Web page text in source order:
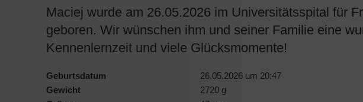
Maciej wurde am 26.05.2026 im Universitätsspital für
geboren. Wir wünschen ihm und seiner Familie eine
Kennenlernzeit und viele Glücksmomente!
Geburtsdatum
26.05.2026 um 20:47
Gewicht
2720 g